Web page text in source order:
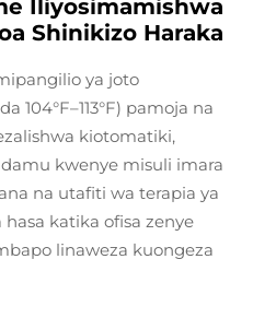
Iliyosimamishwa
Shinikizo Haraka
ya joto
104°F–113°F) pamoja na
kiotomatiki,
kwenye misuli imara
na utafiti wa terapia ya
katika ofisa zenye
linaweza kuongeza